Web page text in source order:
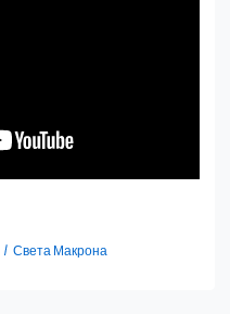
Света Макрона